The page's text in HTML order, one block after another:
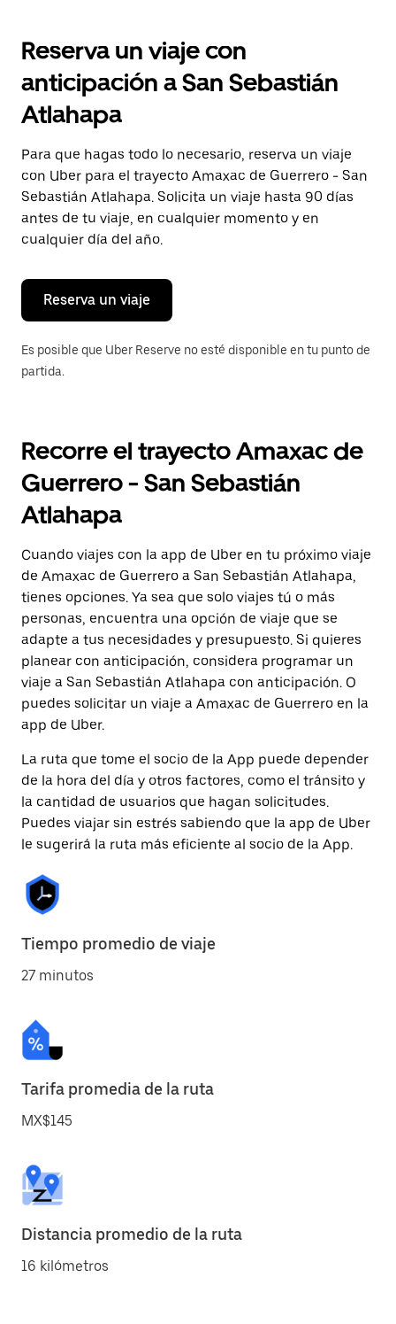
el
y
selecciona
una
Presiona
la
tecla Esc
para
cerrar
el
calendario.
Reserva un viaje con
anticipación a San Sebastián
Atlahapa
Para que hagas todo lo necesario, reserva un viaje
con Uber para el trayecto Amaxac de Guerrero - San
Sebastián Atlahapa. Solicita un viaje hasta 90 días
antes de tu viaje, en cualquier momento y en
cualquier día del año.
Reserva un viaje
Es posible que Uber Reserve no esté disponible en tu punto de
partida.
Recorre el trayecto Amaxac de
Guerrero - San Sebastián
Atlahapa
Cuando viajes con la app de Uber en tu próximo viaje
de Amaxac de Guerrero a San Sebastián Atlahapa,
tienes opciones. Ya sea que solo viajes tú o más
personas, encuentra una opción de viaje que se
adapte a tus necesidades y presupuesto. Si quieres
planear con anticipación, considera programar un
viaje a San Sebastián Atlahapa con anticipación. O
puedes solicitar un viaje a Amaxac de Guerrero en la
app de Uber.
La ruta que tome el socio de la App puede depender
de la hora del día y otros factores, como el tránsito y
la cantidad de usuarios que hagan solicitudes.
Puedes viajar sin estrés sabiendo que la app de Uber
le sugerirá la ruta más eficiente al socio de la App.
Tiempo promedio de viaje
27 minutos
Tarifa promedia de la ruta
MX$145
Distancia promedio de la ruta
16 kilómetros